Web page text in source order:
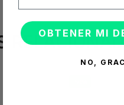
OBTENER MI
NO,